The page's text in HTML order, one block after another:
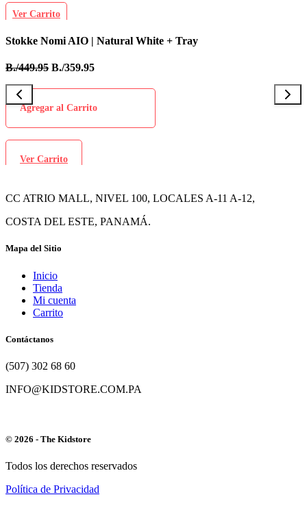
Ver Carrito
Stokke Nomi AIO | Natural White + Tray
B./449.95 B./359.95
Agregar al Carrito
Ver Carrito
CC ATRIO MALL, NIVEL 100, LOCALES A-11 A-12,
COSTA DEL ESTE, PANAMÁ.
Mapa del Sitio
Inicio
Tienda
Mi cuenta
Carrito
Contáctanos
(507) 302 68 60
INFO@KIDSTORE.COM.PA
© 2026 - The Kidstore
Todos los derechos reservados
Política de Privacidad